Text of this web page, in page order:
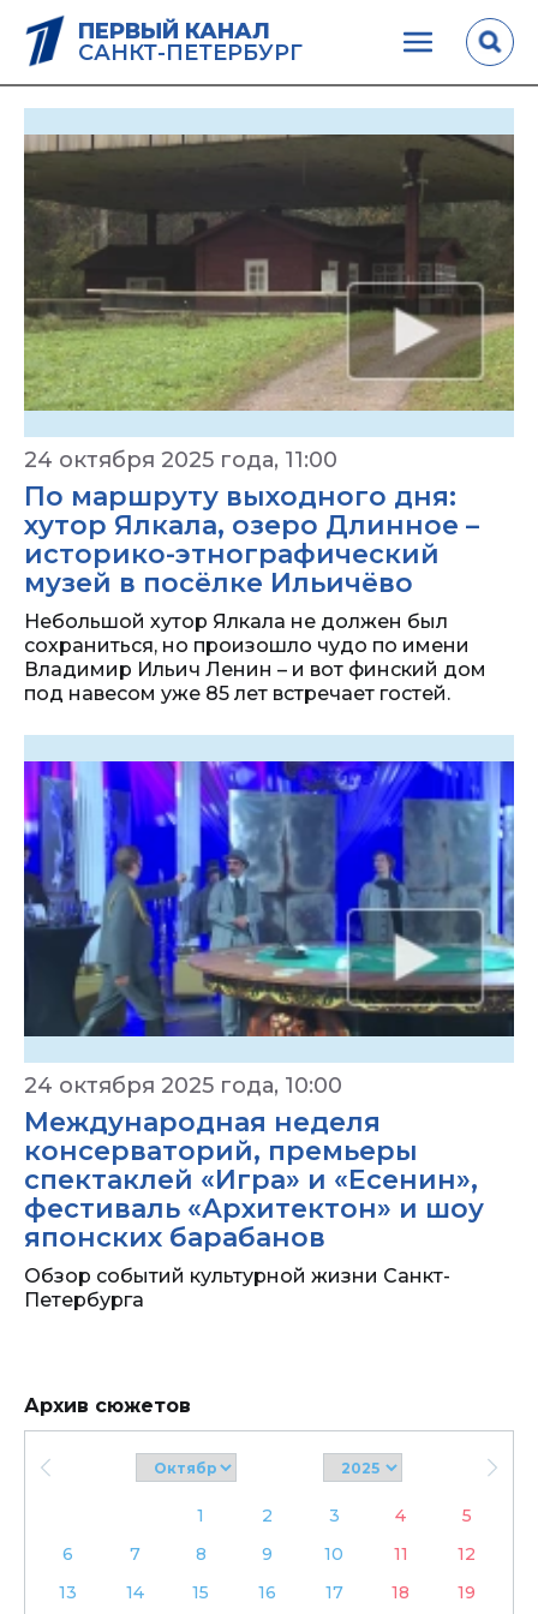
ПЕРВЫЙ КАНАЛ
САНКТ-ПЕТЕРБУРГ
24 октября 2025 года, 11:00
По маршруту выходного дня:
хутор Ялкала, озеро Длинное –
историко-этнографический
музей в посёлке Ильичёво
Небольшой хутор Ялкала не должен был
сохраниться, но произошло чудо по имени
Владимир Ильич Ленин – и вот финский дом
под навесом уже 85 лет встречает гостей.
24 октября 2025 года, 10:00
Международная неделя
консерваторий, премьеры
спектаклей «Игра» и «Есенин»,
фестиваль «Архитектон» и шоу
японских барабанов
Обзор событий культурной жизни Санкт-
Петербурга
Архив сюжетов
1 2 3 4
5
6
7 8 9 10 11
12
13
14 15 16 17 18 19